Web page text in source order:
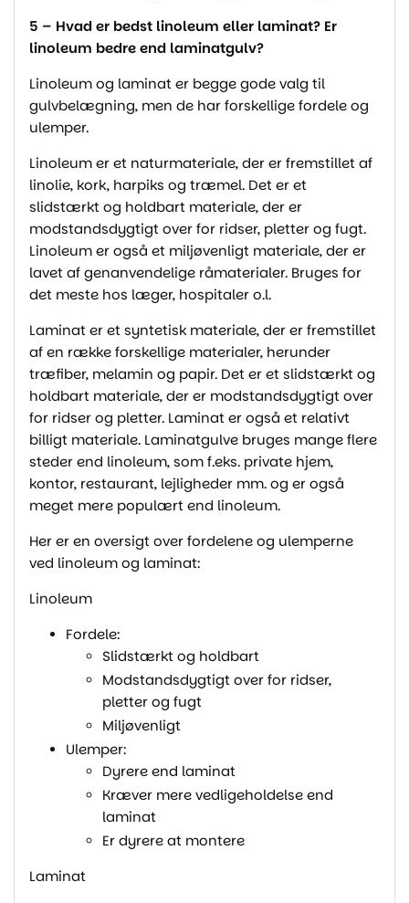
5 – Hvad er bedst linoleum eller laminat? Er
linoleum bedre end laminatgulv?
Linoleum og laminat er begge gode valg til
gulvbelægning, men de har forskellige fordele og
ulemper.
Linoleum er et naturmateriale, der er fremstillet af
linolie, kork, harpiks og træmel. Det er et
slidstærkt og holdbart materiale, der er
modstandsdygtigt over for ridser, pletter og fugt.
Linoleum er også et miljøvenligt materiale, der er
lavet af genanvendelige råmaterialer. Bruges for
det meste hos læger, hospitaler o.l.
Laminat er et syntetisk materiale, der er fremstillet
af en række forskellige materialer, herunder
træfiber, melamin og papir. Det er et slidstærkt og
holdbart materiale, der er modstandsdygtigt over
for ridser og pletter. Laminat er også et relativt
billigt materiale. Laminatgulve bruges mange flere
steder end linoleum, som f.eks. private hjem,
kontor, restaurant, lejligheder mm. og er også
meget mere populært end linoleum.
Her er en oversigt over fordelene og ulemperne
ved linoleum og laminat:
Linoleum
Fordele:
Slidstærkt og holdbart
Modstandsdygtigt over for ridser,
pletter og fugt
Miljøvenligt
Ulemper:
Dyrere end laminat
Kræver mere vedligeholdelse end
laminat
Er dyrere at montere
Laminat